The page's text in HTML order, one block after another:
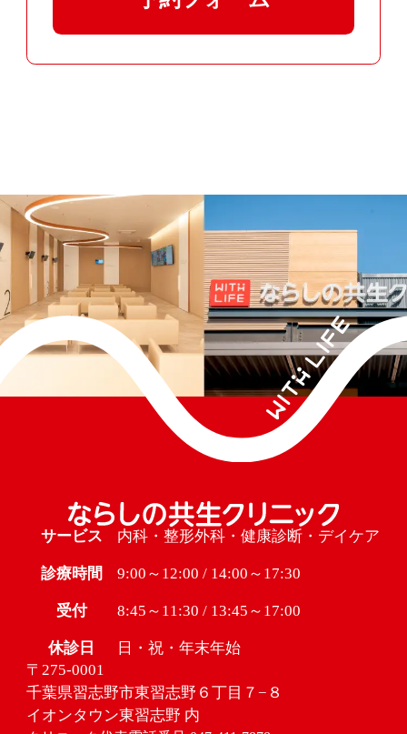
サービス 内科・整形外科・健康診断・デイケア
診療時間 9:00～12:00 / 14:00～17:30
受付 8:45～11:30 / 13:45～17:00
休診日
日・祝・年末年始
〒275-0001
千葉県習志野市東習志野６丁目７−８
イオンタウン東習志野 内